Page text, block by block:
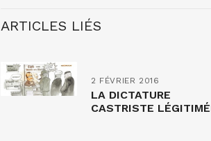
ARTICLES LIÉS
2 FÉVRIER 2016
LA DICTATURE
CASTRISTE